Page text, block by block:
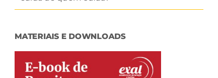
MATERIAIS E DOWNLOADS